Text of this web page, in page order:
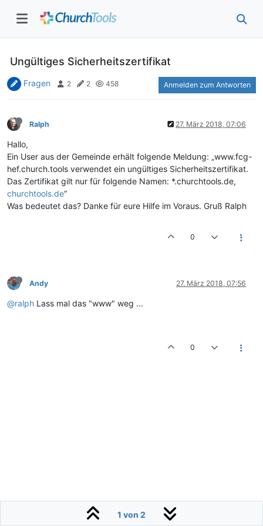
Ungültiges Sicherheitszertifikat
Fragen 2 2 458 Anmelden zum Antworten
Ralph 27. März 2018, 07:06
Hallo,
Ein User aus der Gemeinde erhält folgende Meldung: „www.fcg-
hef.church.tools verwendet ein ungültiges Sicherheitszertifikat.
Das Zertifikat gilt nur für folgende Namen: *.churchtools.de,
churchtools.de“
Was bedeutet das? Danke für eure Hilfe im Voraus. Gruß Ralph
0
Andy 27. März 2018, 07:56
@ralph Lass mal das "www" weg ...
0
1 von 2